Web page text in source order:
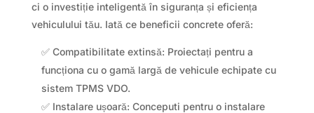
ci o investiție inteligentă în siguranța și eficiența
vehiculului tău. Iată ce beneficii concrete oferă:
✅ Compatibilitate extinsă: Proiectați pentru a
funcționa cu o gamă largă de vehicule echipate cu
sistem TPMS VDO.
✅ Instalare ușoară: Conceputi pentru o instalare